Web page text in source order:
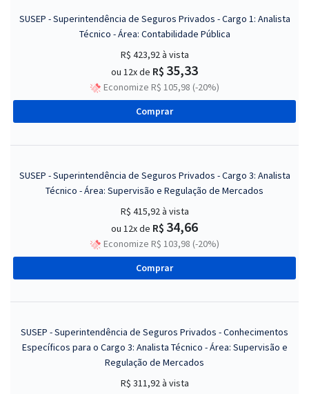
SUSEP - Superintendência de Seguros Privados - Cargo 1: Analista
Técnico - Área: Contabilidade Pública
R$ 423,92à vista
ou 12x de R$ 35,33
Economize R$ 105,98 (-20%)
Comprar
SUSEP - Superintendência de Seguros Privados - Cargo 3: Analista
Técnico - Área: Supervisão e Regulação de Mercados
R$ 415,92à vista
ou 12x de R$ 34,66
Economize R$ 103,98 (-20%)
Comprar
SUSEP - Superintendência de Seguros Privados - Conhecimentos
Específicos para o Cargo 3: Analista Técnico - Área: Supervisão e
Regulação de Mercados
R$ 311,92à vista